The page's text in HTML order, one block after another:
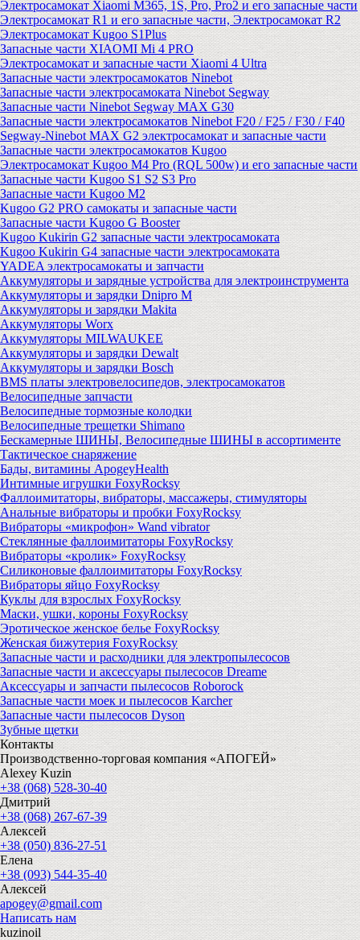
Электросамокат Xiaomi M365, 1S, Pro, Pro2 и его запасные части
Электросамокат R1 и его запасные части, Электросамокат R2
Электросамокат Kugoo S1Plus
Запасные части XIAOMI Mi 4 PRO
Электросамокат и запасные части Xiaomi 4 Ultra
Запасные части электросамокатов Ninebot
Запасные части электросамоката Ninebot Segway
Запасные части Ninebot Segway MAX G30
Запасные части электросамокатов Ninebot F20 / F25 / F30 / F40
Segway-Ninebot MAX G2 электросамокат и запасные части
Запасные части электросамокатов Kugoo
Электросамокат Kugoo M4 Pro (RQL 500w) и его запасные части
Запасные части Kugoo S1 S2 S3 Pro
Запасные части Kugoo M2
Kugoo G2 PRO самокаты и запасные части
Запасные части Kugoo G Booster
Kugoo Kukirin G2 запасные части электросамоката
Kugoo Kukirin G4 запасные части электросамоката
YADEA электросамокаты и запчасти
Аккумуляторы и зарядные устройства для электроинструмента
Аккумуляторы и зарядки Dnipro M
Аккумуляторы и зарядки Makita
Аккумуляторы Worx
Аккумуляторы MILWAUKEE
Аккумуляторы и зарядки Dewalt
Аккумуляторы и зарядки Bosch
BMS платы электровелосипедов, электросамокатов
Велосипедные запчасти
Велосипедные тормозные колодки
Велосипедные трещетки Shimano
Бескамерные ШИНЫ, Велосипедные ШИНЫ в ассортименте
Тактическое снаряжение
Бады, витамины ApogeyHealth
Интимные игрушки FoxyRocksy
Фаллоимитаторы, вибраторы, массажеры, стимуляторы
Анальные вибраторы и пробки FoxyRocksy
Вибраторы «микрофон» Wand vibrator
Стеклянные фаллоимитаторы FoxyRocksy
Вибраторы «кролик» FoxyRocksy
Силиконовые фаллоимитаторы FoxyRocksy
Вибраторы яйцо FoxyRocksy
Куклы для взрослых FoxyRocksy
Маски, ушки, короны FoxyRocksy
Эротическое женское белье FoxyRocksy
Женская бижутерия FoxyRocksy
Запасные части и расходники для электропылесосов
Запасные части и аксессуары пылесосов Dreame
Аксессуары и запчасти пылесосов Roborock
Запасные части моек и пылесосов Karcher
Запасные части пылесосов Dyson
Зубные щетки
Контакты
Производственно-торговая компания «АПОГЕЙ»
Alexey Kuzin
+38 (068) 528-30-40
Дмитрий
+38 (068) 267-67-39
Алексей
+38 (050) 836-27-51
Елена
+38 (093) 544-35-40
Алексей
apogey@gmail.com
Написать нам
kuzinoil